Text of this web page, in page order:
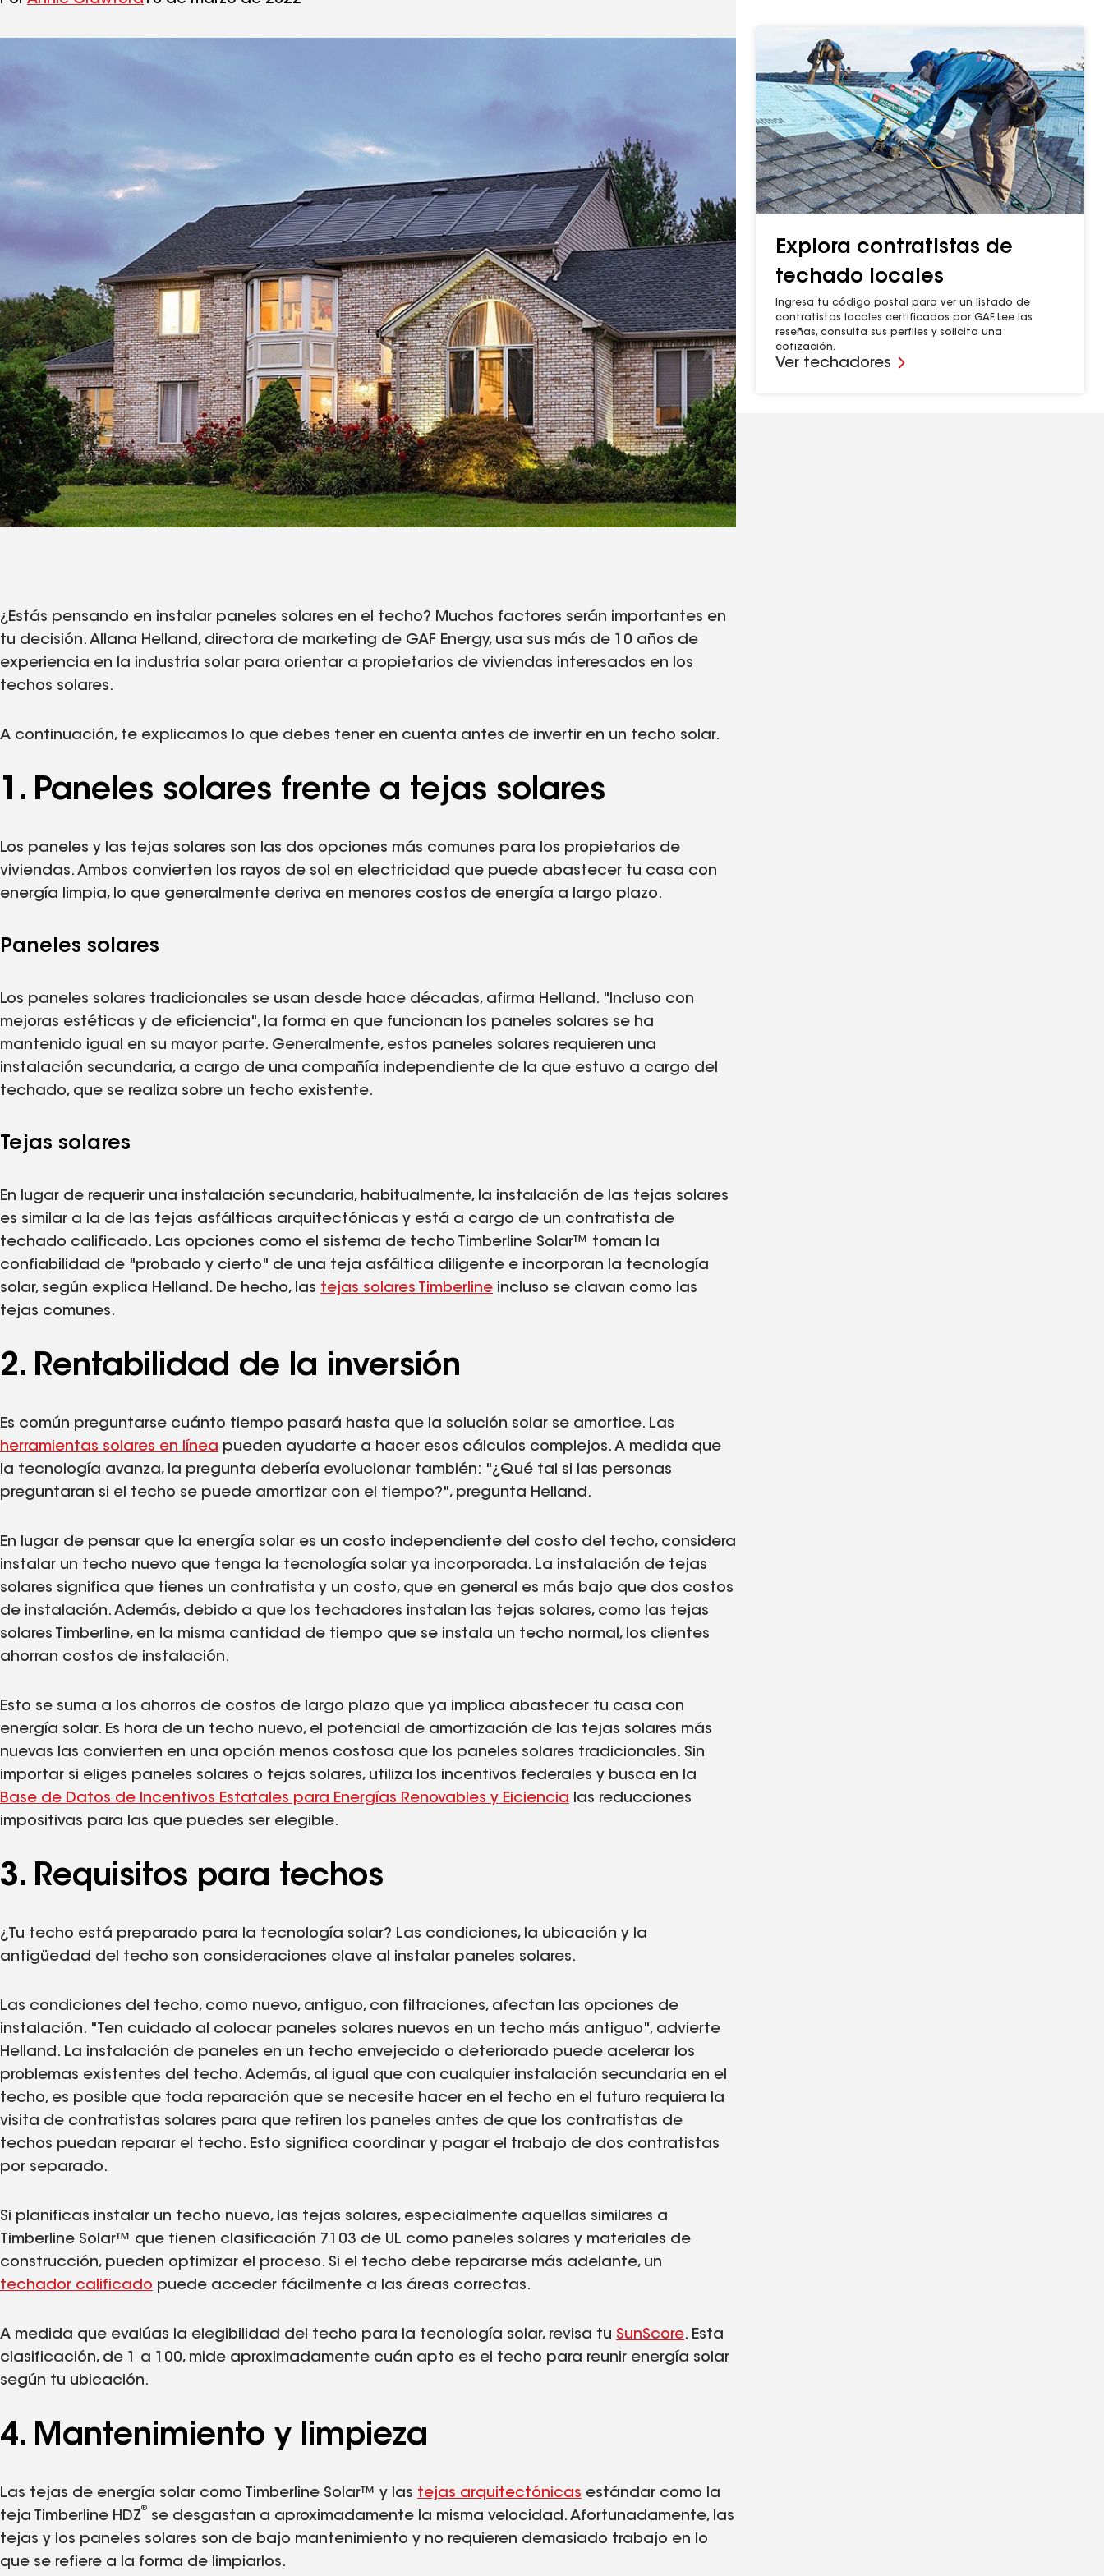
¿Estás pensando en instalar paneles solares en el techo? Muchos factores serán importantes en
tu decisión. Allana Helland, directora de marketing de GAF Energy, usa sus más de 10 años de
experiencia en la industria solar para orientar a propietarios de viviendas interesados en los
techos solares.
A continuación, te explicamos lo que debes tener en cuenta antes de invertir en un techo solar.
1. Paneles solares frente a tejas solares
Los paneles y las tejas solares son las dos opciones más comunes para los propietarios de
viviendas. Ambos convierten los rayos de sol en electricidad que puede abastecer tu casa con
energía limpia, lo que generalmente deriva en menores costos de energía a largo plazo.
Paneles solares
Los paneles solares tradicionales se usan desde hace décadas, afirma Helland. "Incluso con
mejoras estéticas y de eficiencia", la forma en que funcionan los paneles solares se ha
mantenido igual en su mayor parte. Generalmente, estos paneles solares requieren una
instalación secundaria, a cargo de una compañía independiente de la que estuvo a cargo del
techado, que se realiza sobre un techo existente.
Tejas solares
En lugar de requerir una instalación secundaria, habitualmente, la instalación de las tejas solares
es similar a la de las tejas asfálticas arquitectónicas y está a cargo de un contratista de
techado calificado. Las opciones como el sistema de techo Timberline Solar™ toman la
confiabilidad de "probado y cierto" de una teja asfáltica diligente e incorporan la tecnología
solar, según explica Helland. De hecho, las tejas solares Timberline incluso se clavan como las
tejas comunes.
2. Rentabilidad de la inversión
Es común preguntarse cuánto tiempo pasará hasta que la solución solar se amortice. Las
herramientas solares en línea pueden ayudarte a hacer esos cálculos complejos. A medida que
la tecnología avanza, la pregunta debería evolucionar también: "¿Qué tal si las personas
preguntaran si el techo se puede amortizar con el tiempo?", pregunta Helland.
En lugar de pensar que la energía solar es un costo independiente del costo del techo, considera
instalar un techo nuevo que tenga la tecnología solar ya incorporada. La instalación de tejas
solares significa que tienes un contratista y un costo, que en general es más bajo que dos costos
de instalación. Además, debido a que los techadores instalan las tejas solares, como las tejas
solares Timberline, en la misma cantidad de tiempo que se instala un techo normal, los clientes
ahorran costos de instalación.
Esto se suma a los ahorros de costos de largo plazo que ya implica abastecer tu casa con
energía solar. Es hora de un techo nuevo, el potencial de amortización de las tejas solares más
nuevas las convierten en una opción menos costosa que los paneles solares tradicionales. Sin
importar si eliges paneles solares o tejas solares, utiliza los incentivos federales y busca en la
Base de Datos de Incentivos Estatales para Energías Renovables y Eiciencia las reducciones
impositivas para las que puedes ser elegible.
3. Requisitos para techos
¿Tu techo está preparado para la tecnología solar? Las condiciones, la ubicación y la
antigüedad del techo son consideraciones clave al instalar paneles solares.
Las condiciones del techo, como nuevo, antiguo, con filtraciones, afectan las opciones de
instalación. "Ten cuidado al colocar paneles solares nuevos en un techo más antiguo", advierte
Helland. La instalación de paneles en un techo envejecido o deteriorado puede acelerar los
problemas existentes del techo. Además, al igual que con cualquier instalación secundaria en el
techo, es posible que toda reparación que se necesite hacer en el techo en el futuro requiera la
visita de contratistas solares para que retiren los paneles antes de que los contratistas de
techos puedan reparar el techo. Esto significa coordinar y pagar el trabajo de dos contratistas
por separado.
Si planificas instalar un techo nuevo, las tejas solares, especialmente aquellas similares a
Timberline Solar™ que tienen clasificación 7103 de UL como paneles solares y materiales de
construcción, pueden optimizar el proceso. Si el techo debe repararse más adelante, un
techador calificado puede acceder fácilmente a las áreas correctas.
A medida que evalúas la elegibilidad del techo para la tecnología solar, revisa tu SunScore. Esta
clasificación, de 1 a 100, mide aproximadamente cuán apto es el techo para reunir energía solar
según tu ubicación.
4. Mantenimiento y limpieza
Las tejas de energía solar como Timberline Solar™ y las tejas arquitectónicas estándar como la
teja Timberline HDZ
®
se desgastan a aproximadamente la misma velocidad. Afortunadamente, las
tejas y los paneles solares son de bajo mantenimiento y no requieren demasiado trabajo en lo
que se refiere a la forma de limpiarlos.
Explora contratistas de
techado locales
Ingresa tu código postal para ver un listado de
contratistas locales certificados por GAF. Lee las
reseñas, consulta sus perfiles y solicita una
cotización.
Ver techadores